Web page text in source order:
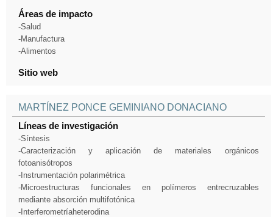
Áreas de impacto
-Salud
-Manufactura
-Alimentos
Sitio web
MARTÍNEZ PONCE GEMINIANO DONACIANO
Líneas de investigación
-Síntesis
-Caracterización y aplicación de materiales orgánicos
fotoanisótropos
-Instrumentación polarimétrica
-Microestructuras funcionales en polímeros entrecruzables
mediante absorción multifotónica
-Interferometríaheterodina